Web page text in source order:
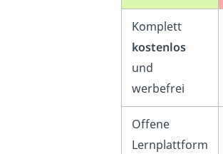
Komplett
kostenlos
und
werbefrei
Offene
Lernplattform